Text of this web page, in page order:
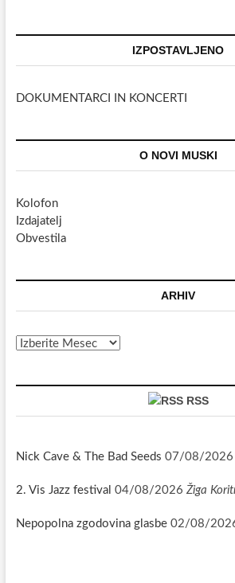
IZPOSTAVLJENO
DOKUMENTARCI IN KONCERTI
O NOVI MUSKI
Kolofon
Izdajatelj
Obvestila
ARHIV
Arhiv
RSS
Nick Cave & The Bad Seeds 07/08/2026
2. Vis Jazz festival 04/08/2026 Žiga
Nepopolna zgodovina glasbe 02/08/